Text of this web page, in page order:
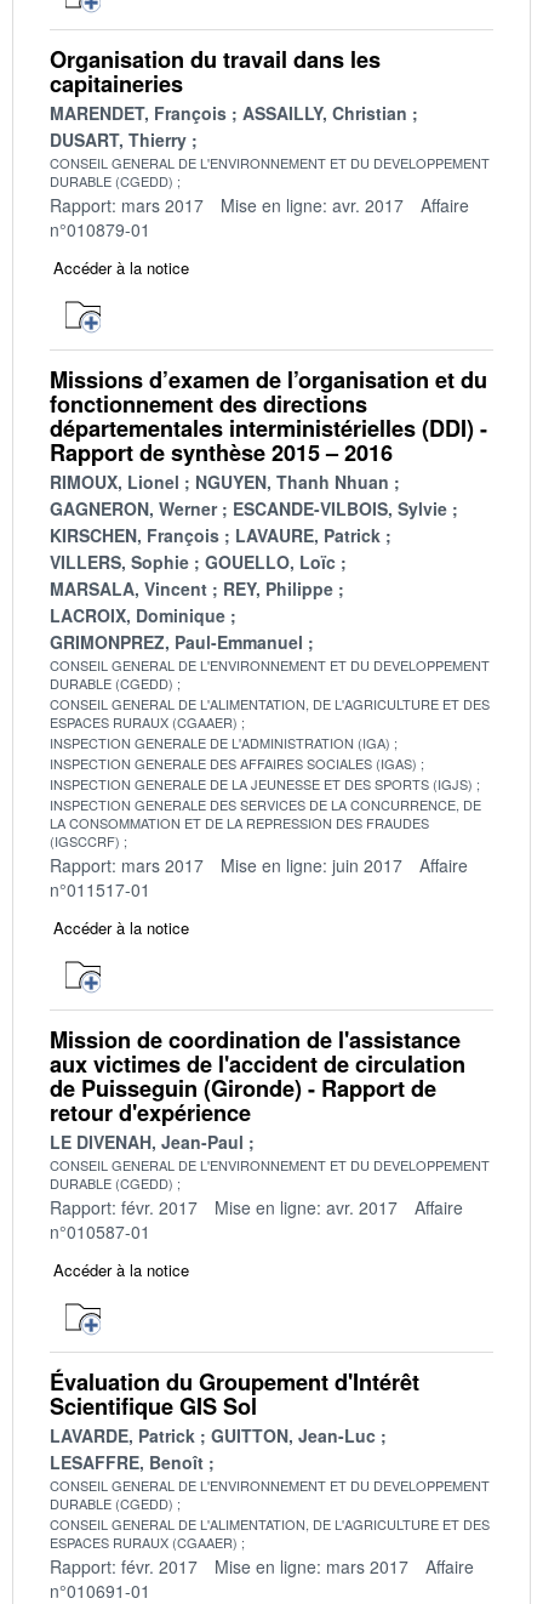
Organisation du travail dans les
capitaineries
MARENDET, François
ASSAILLY, Christian
DUSART, Thierry
CONSEIL GENERAL DE L'ENVIRONNEMENT ET DU DEVELOPPEMENT
DURABLE (CGEDD)
Rapport: mars 2017 Mise en ligne: avr. 2017
Affaire
n°010879-01
Accéder à la notice
Missions d’examen de l’organisation et du
fonctionnement des directions
départementales interministérielles (DDI) -
Rapport de synthèse 2015 – 2016
RIMOUX, Lionel
NGUYEN, Thanh Nhuan
GAGNERON, Werner
ESCANDE-VILBOIS, Sylvie
KIRSCHEN, François
LAVAURE, Patrick
VILLERS, Sophie
GOUELLO, Loïc
MARSALA, Vincent
REY, Philippe
LACROIX, Dominique
GRIMONPREZ, Paul-Emmanuel
CONSEIL GENERAL DE L'ENVIRONNEMENT ET DU DEVELOPPEMENT
DURABLE (CGEDD)
CONSEIL GENERAL DE L'ALIMENTATION, DE L'AGRICULTURE ET DES
ESPACES RURAUX (CGAAER)
INSPECTION GENERALE DE L'ADMINISTRATION (IGA)
INSPECTION GENERALE DES AFFAIRES SOCIALES (IGAS)
INSPECTION GENERALE DE LA JEUNESSE ET DES SPORTS (IGJS)
INSPECTION GENERALE DES SERVICES DE LA CONCURRENCE, DE
LA CONSOMMATION ET DE LA REPRESSION DES FRAUDES
(IGSCCRF)
Rapport: mars 2017 Mise en ligne: juin 2017
Affaire
n°011517-01
Accéder à la notice
Mission de coordination de l'assistance
aux victimes de l'accident de circulation
de Puisseguin (Gironde) - Rapport de
retour d'expérience
LE DIVENAH, Jean-Paul
CONSEIL GENERAL DE L'ENVIRONNEMENT ET DU DEVELOPPEMENT
DURABLE (CGEDD)
Rapport: févr. 2017 Mise en ligne: avr. 2017
Affaire
n°010587-01
Accéder à la notice
Évaluation du Groupement d'Intérêt
Scientifique GIS Sol
LAVARDE, Patrick
GUITTON, Jean-Luc
LESAFFRE, Benoît
CONSEIL GENERAL DE L'ENVIRONNEMENT ET DU DEVELOPPEMENT
DURABLE (CGEDD)
CONSEIL GENERAL DE L'ALIMENTATION, DE L'AGRICULTURE ET DES
ESPACES RURAUX (CGAAER)
Rapport: févr. 2017 Mise en ligne: mars 2017
Affaire
n°010691-01